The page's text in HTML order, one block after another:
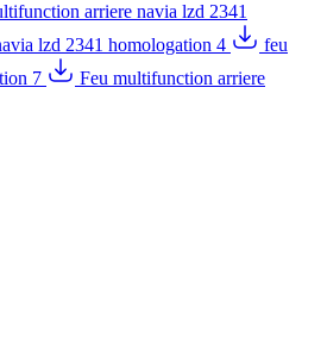
arriere navia lzd 2341
lzd 2341 homologation 4
feu
7
Feu multifunction arriere